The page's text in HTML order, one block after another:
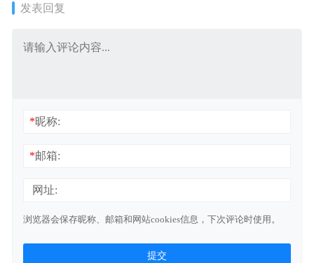
发表回复
*昵称:
*邮箱:
网址:
浏览器会保存昵称、邮箱和网站cookies信息，下次评论时使用。